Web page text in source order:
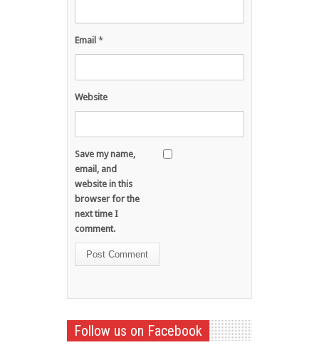
Email *
Website
Save my name,
email, and
website in this
browser for the
next time I
comment.
Follow us on Facebook